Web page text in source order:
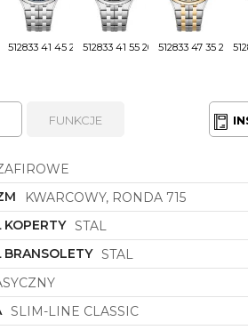
512833 41 45 20 512833 41 55 20 512833 47 35 20
FUNKCJE
KWARCOWY, RONDA 715
KOPERTY STAL
BRANSOLETY STAL
SLIM-LINE CLASSIC